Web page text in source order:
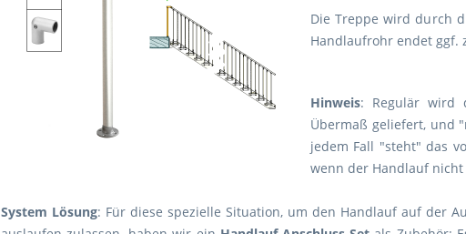
Die Treppe wird durch
Handlaufrohr endet ggf.
Hinweis: Regulär wird
Übermaß geliefert, und
jedem Fall "steht" das
wenn der Handlauf
System Lösung: Für diese spezielle Situation, um den Handlauf auf der